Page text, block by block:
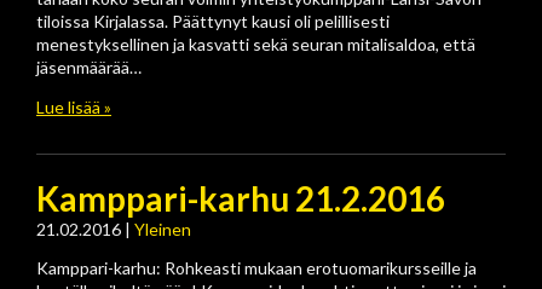
tiloissa Kirjalassa. Päättynyt kausi oli pelillisesti
menestyksellinen ja kasvatti sekä seuran mitalisaldoa, että
jäsenmäärää…
Lue lisää »
Kamppari-karhu 21.2.2016
21.02.2016 | Yleinen
Kamppari-karhu: Rohkeasti mukaan erotuomarikursseille ja